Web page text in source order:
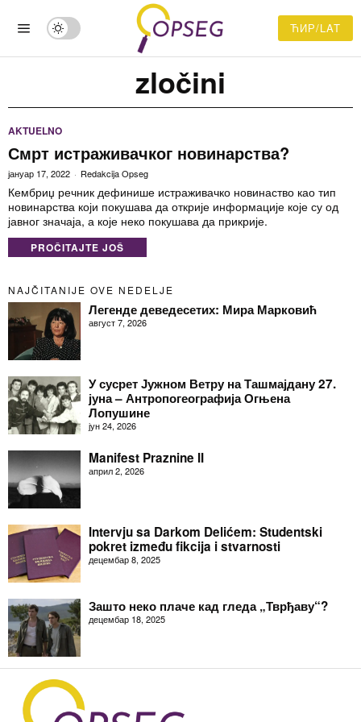
ЋИР/LAT
zločini
AKTUELNO
Смрт истраживачког новинарства?
јануар 17, 2022 Redakcija Opseg
Кембриџ речник дефинише истраживачко новинаство као тип
новинарства који покушава да открије информације које су од
јавног значаја, а које неко покушава да прикрије.
PROČITAJTE JOŠ
NAJČITANIJE OVE NEDELJE
Легенде деведесетих: Мира Марковић
август 7, 2026
У сусрет Јужном Ветру на Ташмајдану 27.
јуна – Антропогеографија Огњена
Лопушине
јун 24, 2026
Manifest Praznine II
април 2, 2026
Intervju sa Darkom Delićem: Studentski
pokret između fikcija i stvarnosti
децембар 8, 2025
Зашто неко плаче кад гледа „Тврђаву“?
децембар 18, 2025